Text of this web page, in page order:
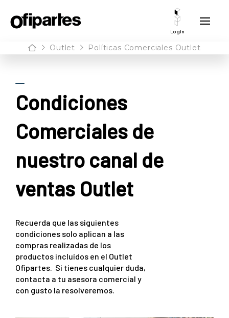
Login
HomeOutlet Políticas Comerciales Outlet
Condiciones
Comerciales de
nuestro canal de
ventas Outlet
Recuerda que las siguientes
condiciones solo aplican a las
compras realizadas de los
productos incluídos en el Outlet
Ofipartes. Si tienes cualquier duda,
contacta a tu asesora comercial y
con gusto la resolveremos.